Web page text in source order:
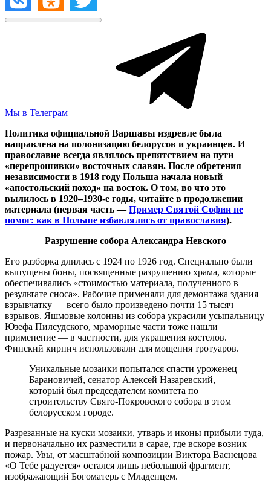
Мы в Телеграм
Политика официальной Варшавы издревле была
направлена на полонизацию белорусов и украинцев. И
православие всегда являлось препятствием на пути
«перепрошивки» восточных славян. После обретения
независимости в 1918 году Польша начала новый
«апостольский поход» на восток. О том, во что это
вылилось в 1920–1930-е годы, читайте в продолжении
материала (первая часть —Пример Святой Софии не
помог: как в Польше избавлялись от православия).
Разрушение собора Александра Невского
Его разборка длилась с 1924 по 1926 год. Специально были
выпущены боны, посвященные разрушению храма, которые
обеспечивались «стоимостью материала, полученного в
результате сноса». Рабочие применяли для демонтажа здания
взрывчатку — всего было произведено почти 15 тысяч
взрывов. Яшмовые колонны из собора украсили усыпальницу
Юзефа Пилсудского, мраморные части тоже нашли
применение — в частности, для украшения костелов.
Финский кирпич использовали для мощения тротуаров.
Уникальные мозаики попытался спасти уроженец
Барановичей, сенатор Алексей Назаревский,
который был председателем комитета по
строительству Свято-Покровского собора в этом
белорусском городе.
Разрезанные на куски мозаики, утварь и иконы прибыли туда,
и первоначально их разместили в сарае, где вскоре возник
пожар. Увы, от масштабной композиции Виктора Васнецова
«О Тебе радуется» остался лишь небольшой фрагмент,
изображающий Богоматерь с Младенцем.